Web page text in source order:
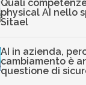
Quali
physical AI nello
Sitael
AI in azienda,
cambiamento è
questione di